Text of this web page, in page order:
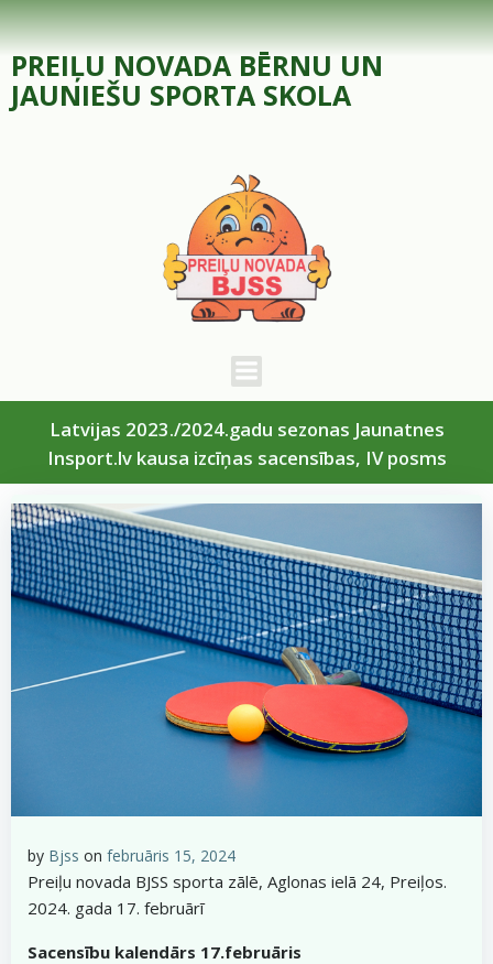
Skip
to
content
PREIĻU NOVADA BĒRNU UN
JAUNIEŠU SPORTA SKOLA
Latvijas 2023./2024.gadu sezonas Jaunatnes
Insport.lv kausa izcīņas sacensības, IV posms
by Bjss on februāris 15, 2024
Preiļu novada BJSS sporta zālē, Aglonas ielā 24, Preiļos.
2024. gada 17. februārī
Sacensību kalendārs 17.februāris